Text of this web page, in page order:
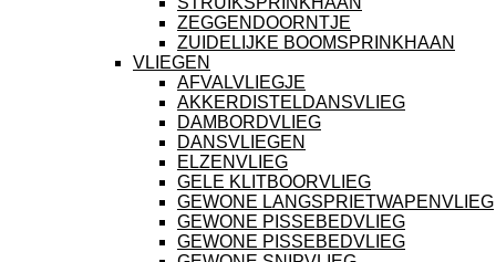
ZEGGENDOORNTJE
ZUIDELIJKE BOOMSPRINKHAAN
VLIEGEN
AFVALVLIEGJE
AKKERDISTELDANSVLIEG
DAMBORDVLIEG
DANSVLIEGEN
ELZENVLIEG
GELE KLITBOORVLIEG
GEWONE LANGSPRIETWAPENVLIEG
GEWONE PISSEBEDVLIEG
GEWONE PISSEBEDVLIEG